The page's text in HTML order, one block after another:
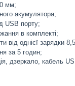
мм;
акумулятора;
USB порту;
в комплекті;
від однієї зарядки
за 5 годин;
дзеркало, кабель